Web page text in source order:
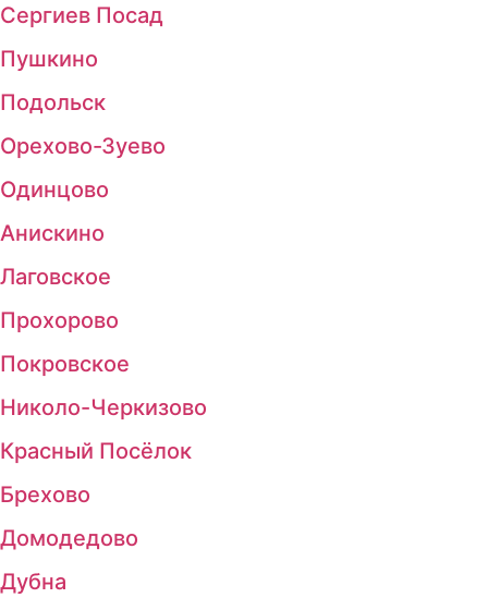
Сергиев Посад
Пушкино
Подольск
Орехово-Зуево
Одинцово
Анискино
Лаговское
Прохорово
Покровское
Николо-Черкизово
Красный Посёлок
Брехово
Домодедово
Дубна